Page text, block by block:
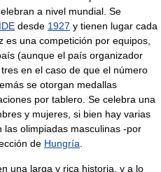
a nivel mundial. Se
desde 1927 y tienen lugar cada
es una competición por equipos,
(aunque el país organizador
en el caso de que el número
se otorgan medallas
por tablero. Se celebra una
y mujeres, si bien hay varias
olimpiadas masculinas -por
de Hungría
una larga y rica historia, y a lo